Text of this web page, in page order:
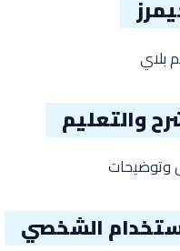
بلاي
والتعليم
الشخصي